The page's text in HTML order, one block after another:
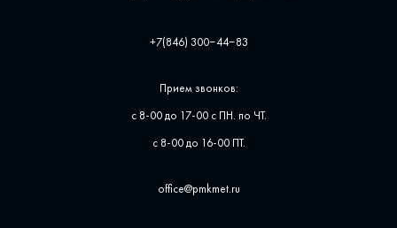
+7(846) 300‒44‒83
Прием звонков:
с 8-00 до 17-00 с ПН. по ЧТ.
с 8-00 до 16-00 ПТ.
office@pmkmet.ru